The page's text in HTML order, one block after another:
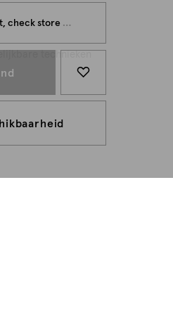
technieken
beschikbaarheid